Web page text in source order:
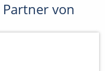
Partner von